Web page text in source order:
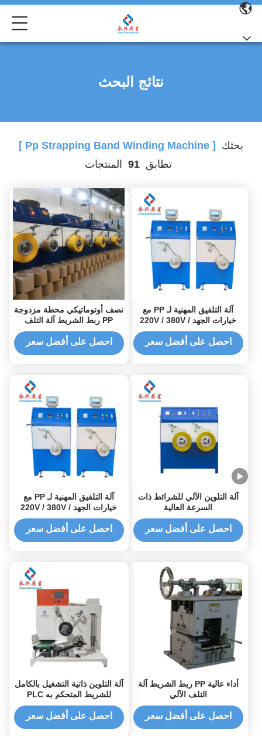
نتائج البحث
بحثك [ Pp Strapping Band Winding Machine ]
تطابق91 المنتجات
آلة التلفيق المهنية لـ PP مع
خيارات الجهد 220V / 380V /
415V
احصل على أفضل سعر
نصف أوتوماتيكي محطة مزدوجة
PP ربط الشريط آلة التلف
احصل على أفضل سعر
آلة التلوين الآلي للشرائط ذات
السرعة العالية
احصل على أفضل سعر
آلة التلفيق المهنية لـ PP مع
خيارات الجهد 220V / 380V /
415V
احصل على أفضل سعر
أداء عالية PP ربط الشريط آلة
التلف الآلي
احصل على أفضل سعر
آلة التلوين ذاتية التشغيل بالكامل
للشريط المتحكم به PLC
احصل على أفضل سعر